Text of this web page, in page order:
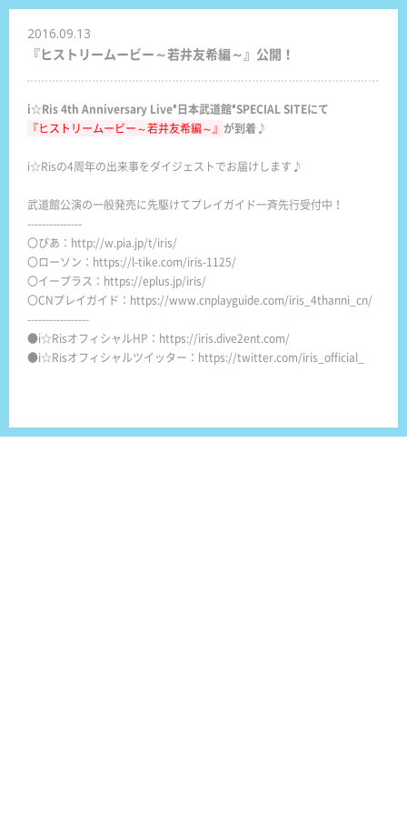
2016.09.13
『ヒストリームービー～若井友希編～』公開！
i☆Ris 4th Anniversary Live"日本武道館"SPECIAL SITEにて
『ヒストリームービー～若井友希編～』 が到着♪
i☆Risの4周年の出来事をダイジェストでお届けします♪
武道館公演の一般発売に先駆けてプレイガイド一斉先行受付中！
---------------
〇ぴあ： http://w.pia.jp/t/iris/
〇ローソン： https://l-tike.com/iris-1125/
〇イープラス： https://eplus.jp/iris/
〇CNプレイガイド： https://www.cnplayguide.com/iris_4thanni_cn/
-----------------
●i☆RisオフィシャルHP： https://iris.dive2ent.com/
●i☆Risオフィシャルツイッター： https://twitter.com/iris_official_